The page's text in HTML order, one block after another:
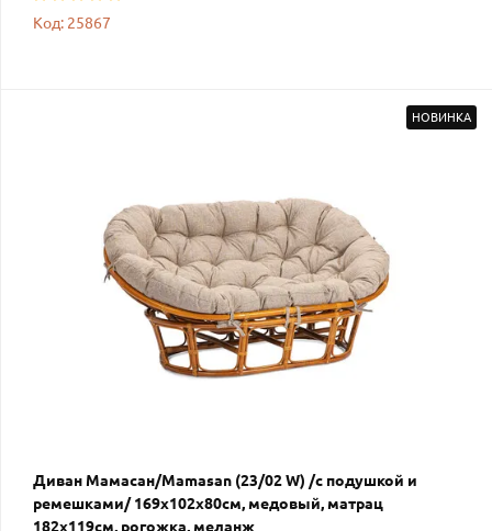
Код: 25867
НОВИНКА
Диван Мамасан/Mamasan (23/02 W) /с подушкой и
ремешками/ 169х102х80см, медовый, матрац
182х119см, рогожка, меланж